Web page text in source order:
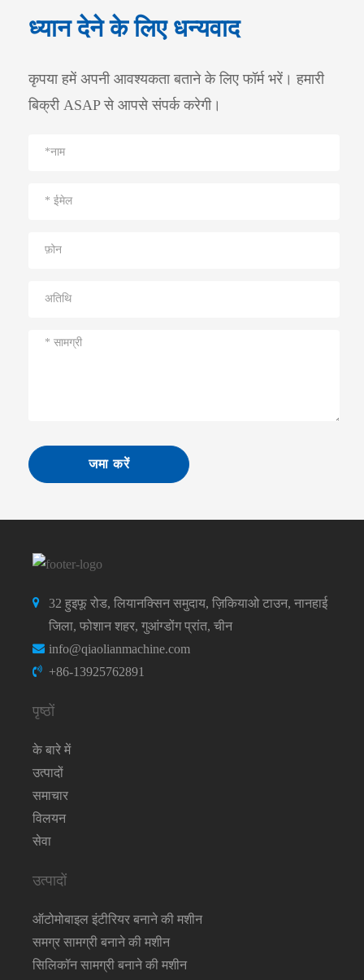
ध्यान देने के लिए धन्यवाद
कृपया हमें अपनी आवश्यकता बताने के लिए फॉर्म भरें। हमारी
बिक्री ASAP से आपसे संपर्क करेगी।
जमा करें
32 हुइफू रोड, लियानक्सिन समुदाय, ज़िकियाओ टाउन, नानहाई
जिला, फोशान शहर, गुआंग्डोंग प्रांत, चीन
info@qiaolianmachine.com
+86-13925762891
पृष्ठों
के बारे में
उत्पादों
समाचार
विलयन
सेवा
उत्पादों
ऑटोमोबाइल इंटीरियर बनाने की मशीन
समग्र सामग्री बनाने की मशीन
सिलिकॉन सामग्री बनाने की मशीन